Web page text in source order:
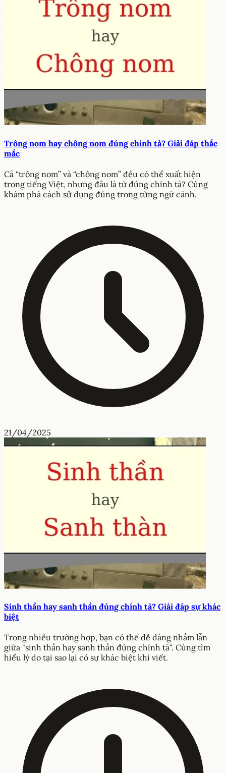
Trông nom hay chông nom đúng chính tả? Giải đáp thắc
mắc
Cả “trông nom” và “chông nom” đều có thể xuất hiện
trong tiếng Việt, nhưng đâu là từ đúng chính tả? Cùng
khám phá cách sử dụng đúng trong từng ngữ cảnh.
21/04/2025
Sinh thần hay sanh thần đúng chính tả? Giải đáp sự khác
biệt
Trong nhiều trường hợp, bạn có thể dễ dàng nhầm lẫn
giữa "sinh thần hay sanh thần đúng chính tả". Cùng tìm
hiểu lý do tại sao lại có sự khác biệt khi viết.